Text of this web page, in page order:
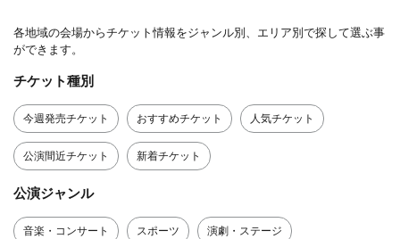
各地域の会場からチケット情報をジャンル別、エリア別で探して選ぶ事
ができます。
チケット種別
今週発売チケット おすすめチケット 人気チケット
公演間近チケット 新着チケット
公演ジャンル
音楽・コンサート スポーツ 演劇・ステージ